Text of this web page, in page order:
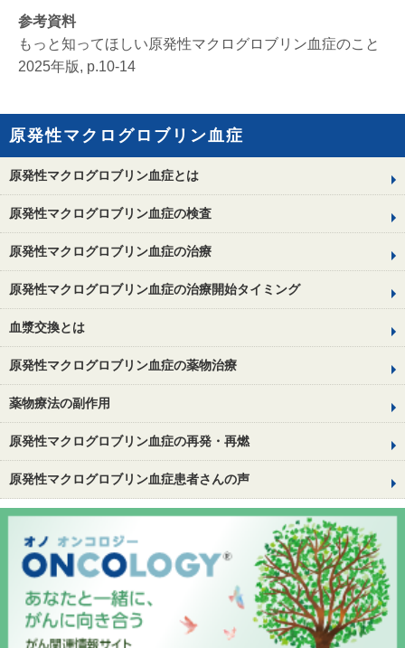
参考資料
もっと知ってほしい原発性マクログロブリン血症のこと
2025年版, p.10-14
原発性マクログロブリン血症
原発性マクログロブリン血症とは
原発性マクログロブリン血症の検査
原発性マクログロブリン血症の治療
原発性マクログロブリン血症の治療開始タイミング
血漿交換とは
原発性マクログロブリン血症の薬物治療
薬物療法の副作用
原発性マクログロブリン血症の再発・再燃
原発性マクログロブリン血症患者さんの声